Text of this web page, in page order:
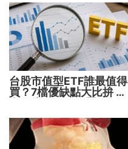
台股市值型ETF誰最值得
買？7檔優缺點大比拚 找